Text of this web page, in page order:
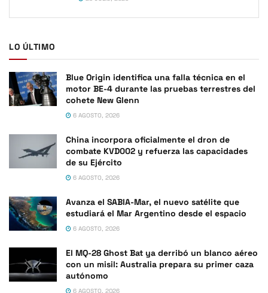
LO ÚLTIMO
Blue Origin identifica una falla técnica en el
motor BE-4 durante las pruebas terrestres del
cohete New Glenn
6 AGOSTO, 2026
China incorpora oficialmente el dron de
combate KVD002 y refuerza las capacidades
de su Ejército
6 AGOSTO, 2026
Avanza el SABIA-Mar, el nuevo satélite que
estudiará el Mar Argentino desde el espacio
6 AGOSTO, 2026
El MQ-28 Ghost Bat ya derribó un blanco aéreo
con un misil: Australia prepara su primer caza
autónomo
6 AGOSTO, 2026